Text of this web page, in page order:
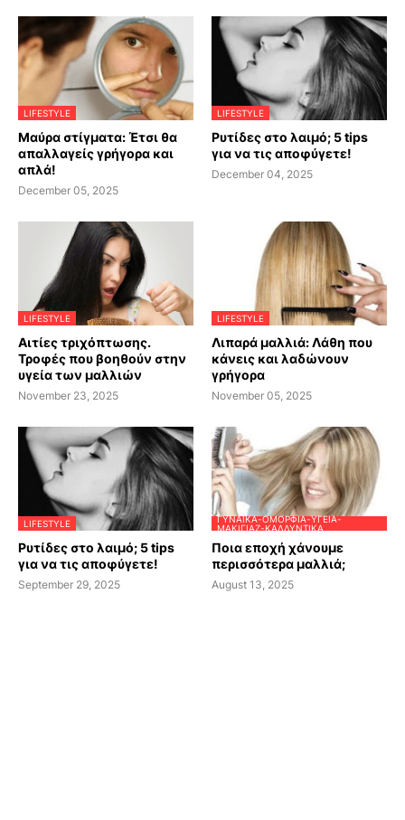
LIFESTYLE
Μαύρα στίγματα: Έτσι θα
απαλλαγείς γρήγορα και
απλά!
December 05, 2025
LIFESTYLE
Ρυτίδες στο λαιμό; 5 tips
για να τις αποφύγετε!
December 04, 2025
LIFESTYLE
Αιτίες τριχόπτωσης.
Τροφές που βοηθούν στην
υγεία των μαλλιών
November 23, 2025
LIFESTYLE
Λιπαρά μαλλιά: Λάθη που
κάνεις και λαδώνουν
γρήγορα
November 05, 2025
LIFESTYLE
Ρυτίδες στο λαιμό; 5 tips
για να τις αποφύγετε!
September 29, 2025
ΓΥΝΑΊΚΑ-ΟΜΟΡΦΙΆ-ΥΓΕΊΑ-
ΜΑΚΙΓΙΆΖ-ΚΑΛΛΥΝΤΙΚΆ
Ποια εποχή χάνουμε
περισσότερα μαλλιά;
August 13, 2025